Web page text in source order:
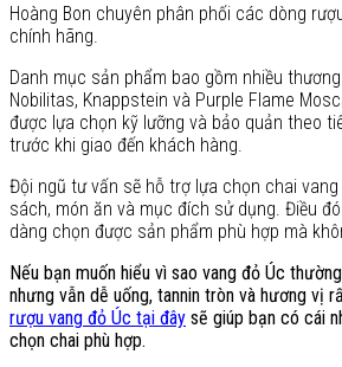
Hoàng Bon chuyên phân phối các dòng
chính hãng.
Danh mục sản phẩm bao gồm nhiều
Nobilitas, Knappstein và Purple Flame
được lựa chọn kỹ lưỡng và bảo quản theo
trước khi giao đến khách hàng.
Đội ngũ tư vấn sẽ hỗ trợ lựa chọn chai
sách, món ăn và mục đích sử dụng. Điều
dàng chọn được sản phẩm phù hợp mà
Nếu bạn muốn hiểu vì sao vang đỏ Úc
nhưng vẫn dễ uống, tannin tròn và hương vị
rượu vang đỏ Úc tại đây sẽ giúp bạn có cái
chọn chai phù hợp.